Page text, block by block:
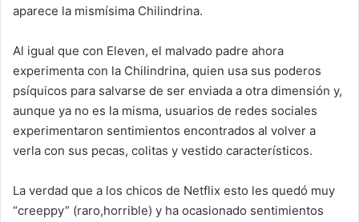
aparece la mismísima Chilindrina.
Al igual que con Eleven, el malvado padre ahora
experimenta con la Chilindrina, quien usa sus poderos
psíquicos para salvarse de ser enviada a otra dimensión y,
aunque ya no es la misma, usuarios de redes sociales
experimentaron sentimientos encontrados al volver a
verla con sus pecas, colitas y vestido característicos.
La verdad que a los chicos de Netflix esto les quedó muy
“creeppy” (raro,horrible) y ha ocasionado sentimientos